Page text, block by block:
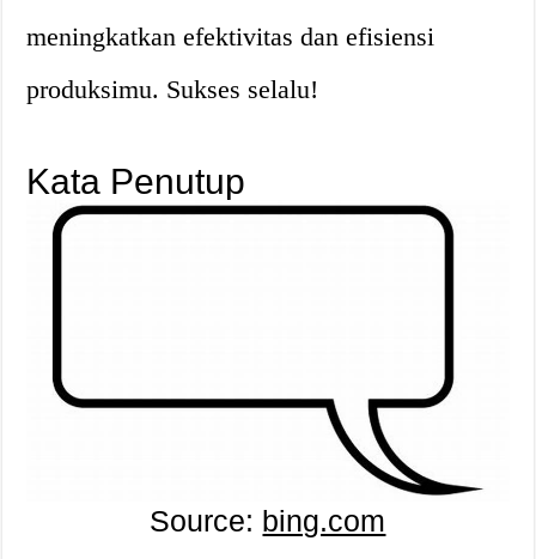
meningkatkan efektivitas dan efisiensi
produksimu. Sukses selalu!
Kata Penutup
Source: bing.com